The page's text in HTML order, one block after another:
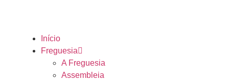
Início
Freguesia
A Freguesia
Assembleia